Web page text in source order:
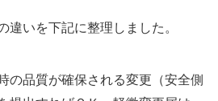
違いを下記に整理しました。
品質が確保される変更（安全側